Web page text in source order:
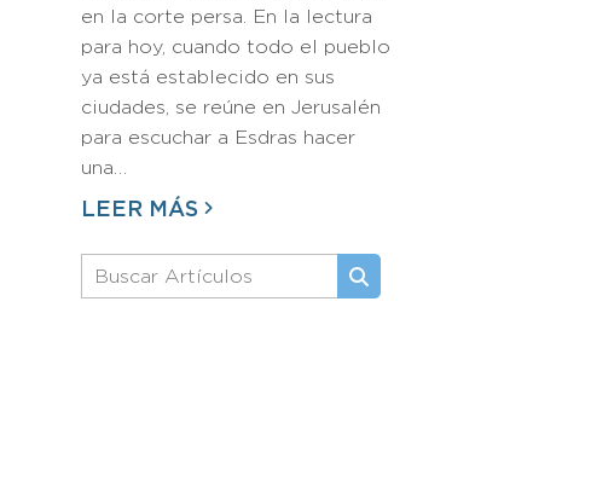
en la corte persa. En la lectura
para hoy, cuando todo el pueblo
ya está establecido en sus
ciudades, se reúne en Jerusalén
para escuchar a Esdras hacer
una…
LEER MÁS